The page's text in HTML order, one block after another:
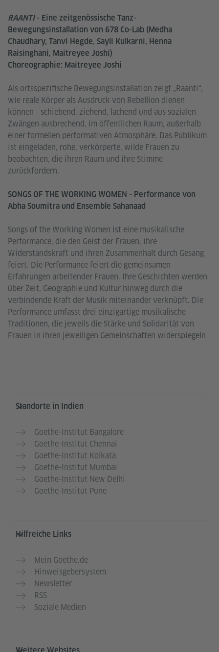
RAANTI- Eine zeitgenössische Tanz-
Bewegungsinstallation von 678 Co-Lab (Medha
Chaudhary, Tanvi Hegde, Sayli Kulkarni, Henna
Raisinghani, Maitreyee Joshi)
Choreographie: Maitreyee Joshi
Als ortsspezifische Bewegungsinstallation zeigt „Raanti“,
wie reale Körper als Ausdruck von Rebellion dienen
können - schiebend, ziehend, lachend und aus sozialen
Zwängen ausbrechend, im öffentlichen Raum, außerhalb
einer formellen performativen Atmosphäre. Das Publikum
ist eingeladen, rohe, verkörperte, wilde Frauen zu
beobachten, die ihren Raum und ihre Stimme
zurückfordern.
SONGS OF THE WORKING WOMEN - Performance von
Abha Soumitra und Ensemble Sahanaad
Songs of the Working Women ist eine musikalische
Performance, die den Geist der Frauen, ihre
Widerstandskraft und ihren Zusammenhalt durch Gesang
feiert. Die Performance feiert die gemeinsamen
Erfahrungen arbeitender Frauen. Ihre Geschichten werden
über Zeit, Geographie und Kultur hinweg durch die
verbindende Kraft der Musik miteinander verknüpft. Die
Performance umfasst drei einzigartige musikalische
Traditionen, die jeweils die Stärke und Solidarität von
Frauen in ihren jeweiligen Gemeinschaften widerspiegeln
Service- und Informationsbereich
Standorte in Indien
Goethe-Institut Bangalore
Goethe-Institut Chennai
Goethe-Institut Kolkata
Goethe-Institut Mumbai
Goethe-Institut New Delhi
Goethe-Institut Pune
Hilfreiche Links
Mein Goethe.de
Hinweisgebersystem
Newsletter
RSS
Soziale Medien